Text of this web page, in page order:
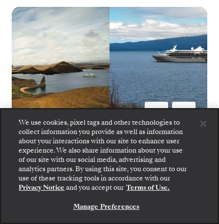
1 de
Silver Origin
SILVER ORIGIN OPÇÕES
Embarque: escolha sua suíte e confira as tarifas e
os serviços inclusos antes de confirmar com
segurança sua viagem com a Silversea.
RESERVE A SUA SUITE
We use cookies, pixel tags and other technologies to
collect information you provide as well as information
about your interactions with our site to enhance user
experience. We also share information about your use
of our site with our social media, advertising and
analytics partners. By using this site, you consent to our
use of these tracking tools in accordance with our
Privacy Notice and you accept our Terms of Use.
Manage Preferences